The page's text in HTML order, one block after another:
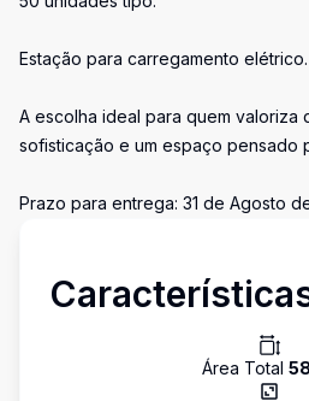
Estação para carregamento elétrico.
A escolha ideal para quem valoriza
sofisticação e um espaço pensado
Prazo para entrega: 31 de Agosto
Área Total 58